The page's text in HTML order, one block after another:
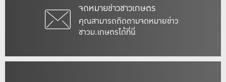
จดหมายข่าวชาวเกษตร
คุณสามารถติดตามจดหมายข่าว
ชาวม.เกษตรได้ที่นี่